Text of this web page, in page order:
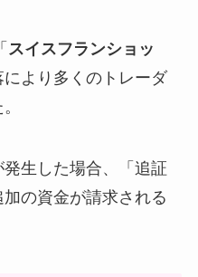
スイスフランショッ
により多くのトレーダ
生した場合、「追証
加の資金が請求される